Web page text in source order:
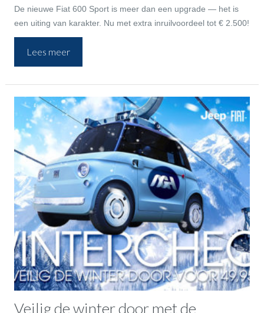
De nieuwe Fiat 600 Sport is meer dan een upgrade — het is
een uiting van karakter. Nu met extra inruilvoordeel tot € 2.500!
Lees meer
Veilig de winter door met de